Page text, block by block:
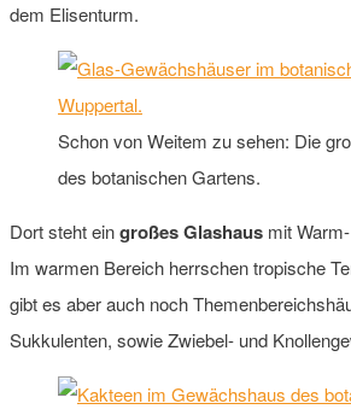
dem Elisenturm.
Schon von Weitem zu sehen: Die
des botanischen Gartens.
Dort steht eingroßes Glashaus mit
Im warmen Bereich herrschen tropische
gibt es aber auch noch
Sukkulenten, sowie Zwiebel- und